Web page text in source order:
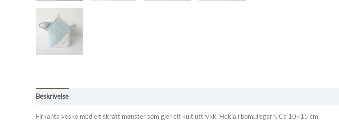
Beskrivelse
Firkanta veske med eit skrått mønster som gjer eit kult uttrykk. Hekla i bomullsgarn. Ca 10×15 cm.